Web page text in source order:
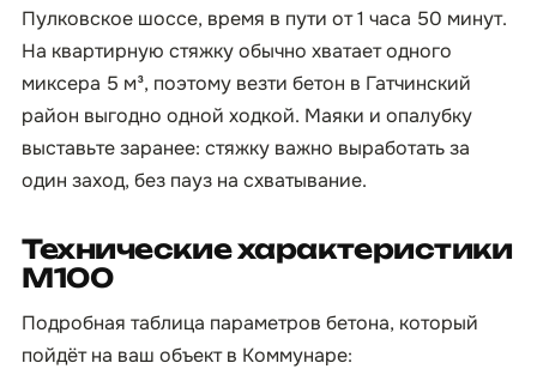
Пулковское шоссе, время в пути от 1 часа 50 минут.
На квартирную стяжку обычно хватает одного
миксера 5 м³, поэтому везти бетон в Гатчинский
район выгодно одной ходкой. Маяки и опалубку
выставьте заранее: стяжку важно выработать за
один заход, без пауз на схватывание.
Технические характеристики
М100
Подробная таблица параметров бетона, который
пойдёт на ваш объект в Коммунаре: